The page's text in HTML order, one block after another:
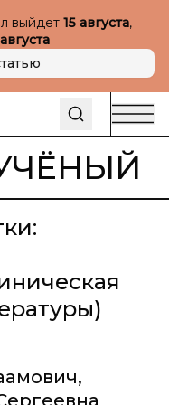
выйдет 15 августа,
,